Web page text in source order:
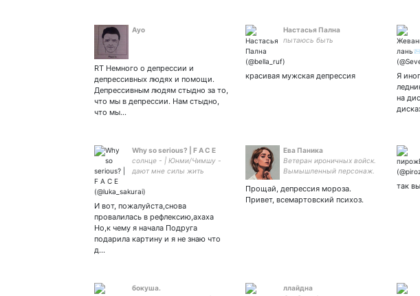
Аyo
RT Немного о депрессии и
депрессивных людях и помощи.
Депрессивным людям стыдно за то,
что мы в депрессии. Нам стыдно,
что мы…
Настасья Пална
пытаюсь быть
красивая мужская депрессия
Я
на
Why so serious? | F A C E
солнце - | Юнми/Чимшу -
дают мне силы жить
|Я заебалась
И вот, пожалуйста,снова
провалилась в рефлексию,ахаха
Но,к чему я начала Подруга
подарила картину и я не знаю что
д…
Ева Паника
Ветеран ироничных войск.
Вымышленный персонаж.
Прощай, депрессия мороза.
Привет, всемартовский психоз.
так
бокуша.
ллайдна